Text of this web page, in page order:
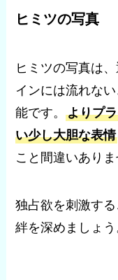
ヒミツの写真
ヒミツの写真は
インには流れな
能です。よりプ
い少し大胆な表情
こと間違いありま
独占欲を刺激す
絆を深めましょう